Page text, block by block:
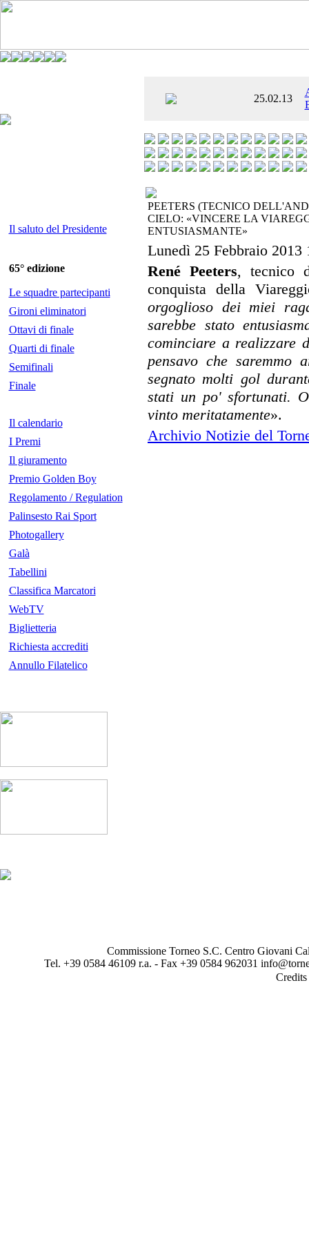
25.02.13
Il saluto del Presidente
65° edizione
Le squadre partecipanti
Gironi eliminatori
Ottavi di finale
Quarti di finale
Semifinali
Finale
Il calendario
I Premi
Il giuramento
Premio Golden Boy
Regolamento / Regulation
Palinsesto Rai Sport
Photogallery
Galà
Tabellini
Classifica Marcatori
WebTV
Biglietteria
Richiesta accrediti
Annullo Filatelico
PEETERS (TECNICO
CIELO: «VINCERE LA
ENTUSIASMANTE»
Lunedì 25 Febbraio 2013
René Peeters, tecnico
conquista della
orgoglioso dei miei
sarebbe stato
cominciare a realizzare
pensavo che
segnato molti gol
stati un po' sfortunati.
vinto meritatamente».
Archivio Notizie del
Commissione Torneo S.C. Centro Giovani
Tel. +39 0584 46109 r.a. - Fax +39 0584 962031
Credits